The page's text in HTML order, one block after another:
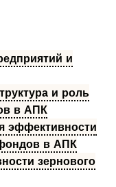
и
и роль
в АПК
эффективности
в АПК
зернового